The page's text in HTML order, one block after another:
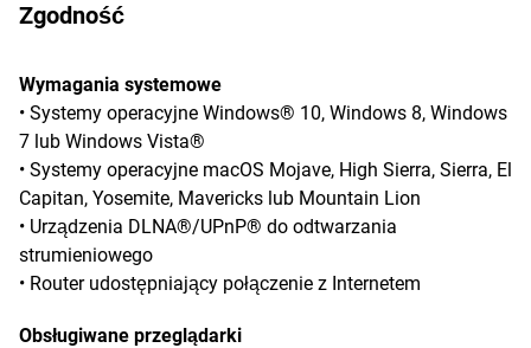
Zgodność
Wymagania systemowe
• Systemy operacyjne Windows® 10, Windows 8, Windows
7 lub Windows Vista®
• Systemy operacyjne macOS Mojave, High Sierra, Sierra, El
Capitan, Yosemite, Mavericks lub Mountain Lion
• Urządzenia DLNA®/UPnP® do odtwarzania
strumieniowego
• Router udostępniający połączenie z Internetem
Obsługiwane przeglądarki